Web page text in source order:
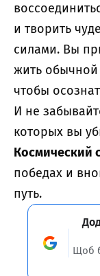
и творить
силами. Вы
жить
чтобы
И не
которых вы
Космический
победах и
путь.
Щоб